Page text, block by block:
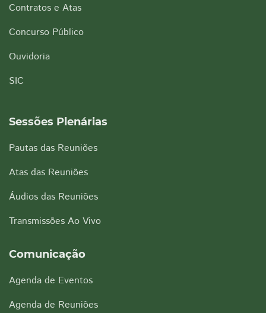
Contratos e Atas
Concurso Público
Ouvidoria
SIC
Sessões Plenárias
Pautas das Reuniões
Atas das Reuniões
Áudios das Reuniões
Transmissões Ao Vivo
Comunicação
Agenda de Eventos
Agenda de Reuniões